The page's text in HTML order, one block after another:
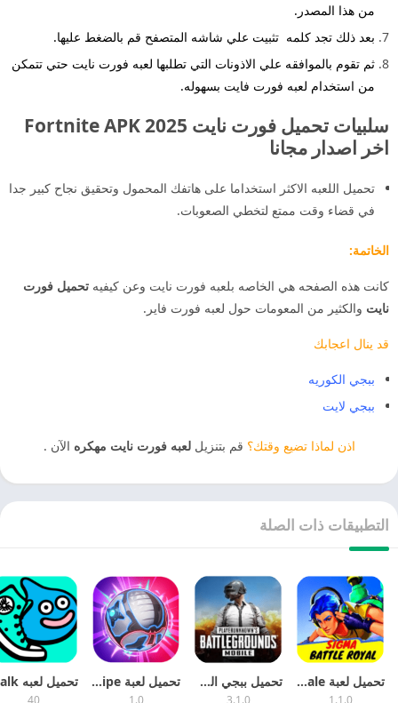
من هذا المصدر.
بعد ذلك تجد كلمه تثبيت علي شاشه المتصفح قم بالضغط عليها.
ثم تقوم بالموافقه علي الاذونات التي تطلبها لعبه فورت نايت حتي تتمكن
من استخدام لعبه فورت فايت بسهوله.
سلبيات تحميل فورت نايت 2025 Fortnite APK
اخر اصدار مجانا
تحميل اللعبه الاكثر استخداما على هاتفك المحمول وتحقيق نجاح كبير جدا
في قضاء وقت ممتع لتخطي الصعوبات.
الخاتمة:
كانت هذه الصفحه هي الخاصه بلعبه فورت نايت وعن كيفيه تحميل فورت
نايت والكثير من المعومات حول لعبه فورت فاير.
قد ينال اعجابك
ببجي الكوريه
ببجي لايت
اذن لماذا تضيع وقتك؟ قم بتنزيللعبه فورت نايت مهكره الآن .
التطبيقات ذات الصلة
تحميل لعبة Sigma: Battle Royale مهكرة 2026 اخر اصدار APK للاندرويد
1.1.0
تحميل ببجي الكورية مهكرة 2026 PUBG Mobile Kr
3.1.0
تحميل لعبة Rocket League Sideswipe مهكرة 2026
1.0
40